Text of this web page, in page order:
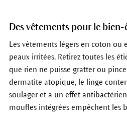
Des vêtements pour le bien-
Les vêtements légers en coton ou
peaux irritées. Retirez toutes les
que rien ne puisse gratter ou
dermatite atopique, le linge
soulager et a un effet
moufles intégrées empêchent les